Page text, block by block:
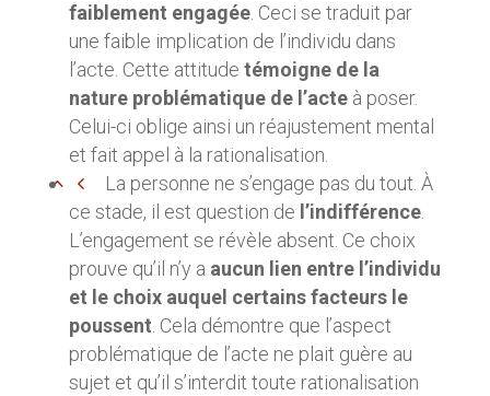
faiblement engagée. Ceci se traduit par
une faible implication de l’individu dans
l’acte. Cette attitude témoigne de la
nature problématique de l’acteà poser.
Celui-ci oblige ainsi un réajustement mental
et fait appel à la rationalisation.
La personne ne s’engage pas du tout. À
ce stade, il est question de l’indifférence.
L’engagement se révèle absent. Ce choix
prouve qu’il n’y a aucun lien entre l’individu
et le choix auquel certains facteurs le
poussent. Cela démontre que l’aspect
problématique de l’acte ne plait guère au
sujet et qu’il s’interdit toute rationalisation